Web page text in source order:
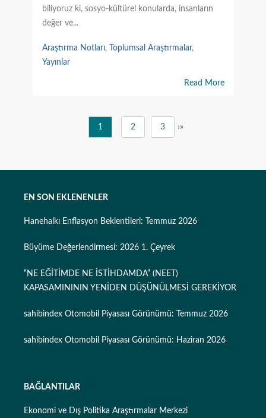
biliyoruz ki, sosyo-kültürel konularda, insanların
değer ve...
Araştırma Notları, Toplumsal Araştırmalar,
Yayınlar
Read More
1 2 3 ›»
EN SON EKLENENLER
Hanehalkı Enflasyon Beklentileri: Temmuz 2026
Büyüme Değerlendirmesi: 2026 1. Çeyrek
“NE EĞİTİMDE NE İSTİHDAMDA” (NEET)
KAPASAMINININ YENİDEN DÜŞÜNÜLMESİ GEREKİYOR
sahibindex Otomobil Piyasası Görünümü: Temmuz 2026
sahibindex Otomobil Piyasası Görünümü: Haziran 2026
BAĞLANTILAR
Ekonomi ve Dış Politika Araştırmalar Merkezi